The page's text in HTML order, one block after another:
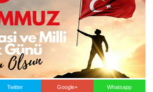
Twitter Google+ Whatsapp
KÜNYE
İLETİŞİM